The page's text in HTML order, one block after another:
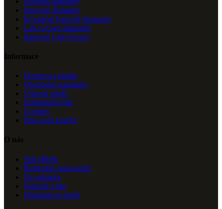
Barevné diamanty
Investiční barevné diamanty
Lab-Grown diamanty
Barevné Lab-Grown
Informace
Doprava a platba
Obchodní podmínky
Vrácení zboží
Reklamační řád
Cookies
Puncovní značky
O nás
Náš příběh
Řemeslné zpracování
Na zakázku
Napsali o nás
Diamantová trofej